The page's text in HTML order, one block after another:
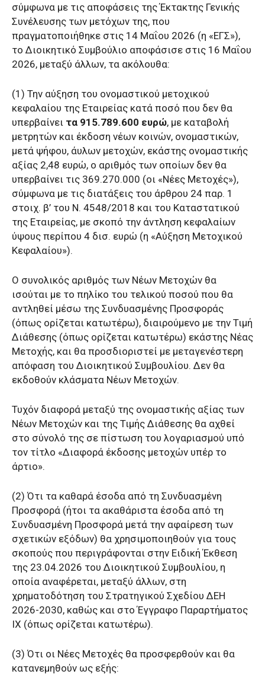
σύμφωνα με τις αποφάσεις της Έκτακτης Γενικής
Συνέλευσης των μετόχων της, που
πραγματοποιήθηκε στις 14 Μαΐου 2026 (η «ΕΓΣ»),
το Διοικητικό Συμβούλιο αποφάσισε στις 16 Μαΐου
2026, μεταξύ άλλων, τα ακόλουθα:
(1) Την αύξηση του ονομαστικού μετοχικού
κεφαλαίου της Εταιρείας κατά ποσό που δεν θα
υπερβαίνει τα 915.789.600 ευρώ, με καταβολή
μετρητών και έκδοση νέων κοινών, ονομαστικών,
μετά ψήφου, άυλων μετοχών, εκάστης ονομαστικής
αξίας 2,48 ευρώ, ο αριθμός των οποίων δεν θα
υπερβαίνει τις 369.270.000 (οι «Νέες Μετοχές»),
σύμφωνα με τις διατάξεις του άρθρου 24 παρ. 1
στοιχ. β’ του Ν. 4548/2018 και του Καταστατικού
της Εταιρείας, με σκοπό την άντληση κεφαλαίων
ύψους περίπου 4 δισ. ευρώ (η «Αύξηση Μετοχικού
Κεφαλαίου»).
Ο συνολικός αριθμός των Νέων Μετοχών θα
ισούται με το πηλίκο του τελικού ποσού που θα
αντληθεί μέσω της Συνδυασμένης Προσφοράς
(όπως ορίζεται κατωτέρω), διαιρούμενο με την Τιμή
Διάθεσης (όπως ορίζεται κατωτέρω) εκάστης Νέας
Μετοχής, και θα προσδιοριστεί με μεταγενέστερη
απόφαση του Διοικητικού Συμβουλίου. Δεν θα
εκδοθούν κλάσματα Νέων Μετοχών.
Τυχόν διαφορά μεταξύ της ονομαστικής αξίας των
Νέων Μετοχών και της Τιμής Διάθεσης θα αχθεί
στο σύνολό της σε πίστωση του λογαριασμού υπό
τον τίτλο «Διαφορά έκδοσης μετοχών υπέρ το
άρτιο».
(2) Ότι τα καθαρά έσοδα από τη Συνδυασμένη
Προσφορά (ήτοι τα ακαθάριστα έσοδα από τη
Συνδυασμένη Προσφορά μετά την αφαίρεση των
σχετικών εξόδων) θα χρησιμοποιηθούν για τους
σκοπούς που περιγράφονται στην Ειδική Έκθεση
της 23.04.2026 του Διοικητικού Συμβουλίου, η
οποία αναφέρεται, μεταξύ άλλων, στη
χρηματοδότηση του Στρατηγικού Σχεδίου ΔΕΗ
2026-2030, καθώς και στο Έγγραφο Παραρτήματος
IX (όπως ορίζεται κατωτέρω).
(3) Ότι οι Νέες Μετοχές θα προσφερθούν και θα
κατανεμηθούν ως εξής: